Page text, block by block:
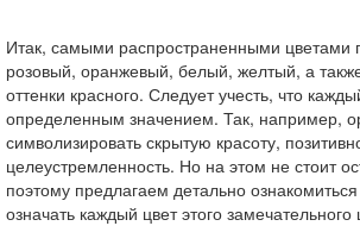
Итак, самыми распространенными цветами
розовый, оранжевый, белый, желтый, а
оттенки красного. Следует учесть, что
определенным значением. Так, например,
символизировать скрытую красоту,
целеустремленность. Но на этом не стоит
поэтому предлагаем детально
означать каждый цвет этого замечательного